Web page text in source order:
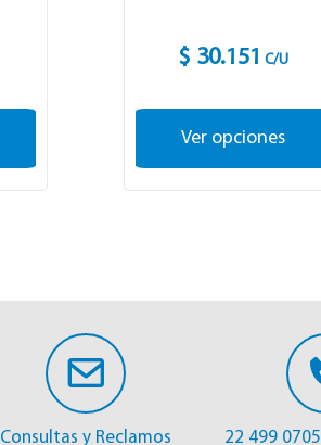
$ 30.151 C/U
Ver opciones
Consultas y Reclamos 22 499 0705